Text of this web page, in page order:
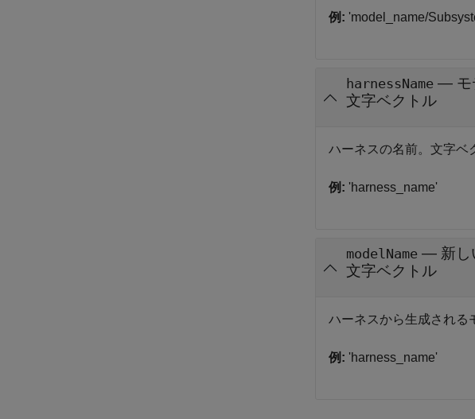
例: 'model_name/
harnessName —
文字ベクトル
ハーネスの名前。文字ベ
例: 'harness_name'
modelName — 新し
文字ベクトル
ハーネスから生成される
例: 'harness_name'